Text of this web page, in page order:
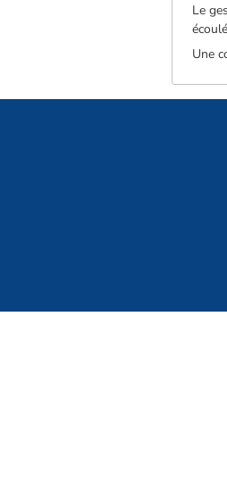
Le
Une